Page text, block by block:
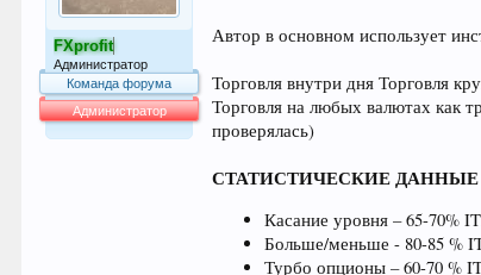
FXprofit
Администратор
Команда форума
Администратор
Автор в основном использует
Торговля внутри дня Торговля
Торговля на любых валютах как
проверялась)
СТАТИСТИЧЕСКИЕ
Касание уровня – 65-70%
Больше/меньше - 80-85 %
Турбо опционы – 60-70 %